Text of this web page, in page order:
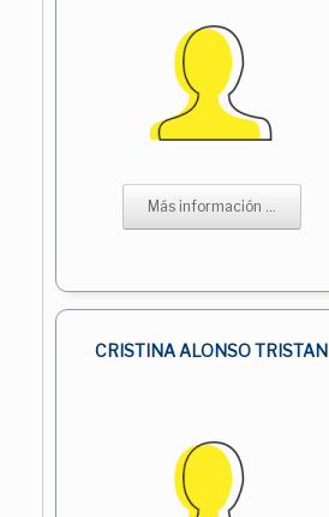
Más información ...
CRISTINA ALONSO TRISTAN